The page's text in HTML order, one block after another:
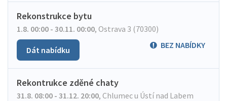
Rekonstrukce bytu
1.8. 00:00 - 30.11. 00:00, Ostrava 3 (70300)
BEZ NABÍDKY
Dát nabídku
Rekontrukce zděné chaty
31.8. 08:00 - 31.12. 20:00, Chlumec u Ústí nad Labem